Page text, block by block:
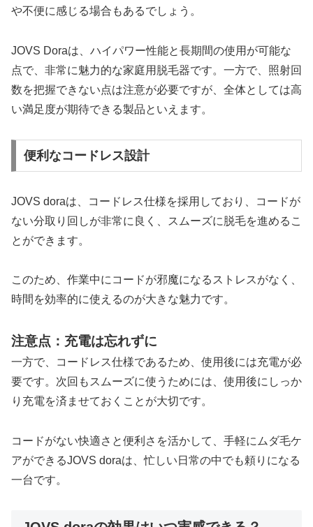
や不便に感じる場合もあるでしょう。
JOVS Doraは、ハイパワー性能と長期間の使用が可能な
点で、非常に魅力的な家庭用脱毛器です。一方で、照射回
数を把握できない点は注意が必要ですが、全体としては高
い満足度が期待できる製品といえます。
便利なコードレス設計
JOVS doraは、コードレス仕様を採用しており、コードが
ない分取り回しが非常に良く、スムーズに脱毛を進めるこ
とができます。
このため、作業中にコードが邪魔になるストレスがなく、
時間を効率的に使えるのが大きな魅力です。
注意点：充電は忘れずに
一方で、コードレス仕様であるため、使用後には充電が必
要です。次回もスムーズに使うためには、使用後にしっか
り充電を済ませておくことが大切です。
コードがない快適さと便利さを活かして、手軽にムダ毛ケ
アができるJOVS doraは、忙しい日常の中でも頼りになる
一台です。